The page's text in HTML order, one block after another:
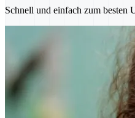
Schnell und einfach zum besten